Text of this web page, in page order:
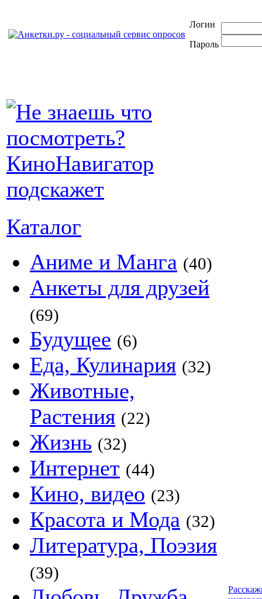
Логин
Пароль
Каталог
Аниме и Манга (40)
Анкеты для друзей
(69)
Будущее (6)
Еда, Кулинария (32)
Животные,
Растения (22)
Жизнь (32)
Интернет (44)
Кино, видео (23)
Красота и Мода (32)
Литература, Поэзия
(39)